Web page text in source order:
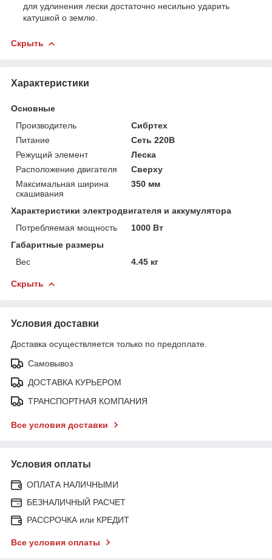
для удлинения лески достаточно несильно ударить
катушкой о землю.
Скрыть
Характеристики
Основные
Производитель
Сибртех
Питание
Сеть 220В
Режущий элемент
Леска
Расположение двигателя
Сверху
Максимальная ширина
скашивания
350 мм
Характеристики электродвигателя и аккумулятора
Потребляемая мощность
1000 Вт
Габаритные размеры
Вес
4.45 кг
Скрыть
Условия доставки
Доставка осуществляется только по предоплате.
Самовывоз
ДОСТАВКА КУРЬЕРОМ
ТРАНСПОРТНАЯ КОМПАНИЯ
Все условия доставки
Условия оплаты
ОПЛАТА НАЛИЧНЫМИ
БЕЗНАЛИЧНЫЙ РАСЧЕТ
РАССРОЧКА или КРЕДИТ
Все условия оплаты